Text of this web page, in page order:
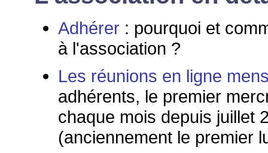
Adhérer: pourquoi et
à l'association ?
Les réunions en ligne
adhérents, le premier
chaque mois depuis juillet
(anciennement le premier